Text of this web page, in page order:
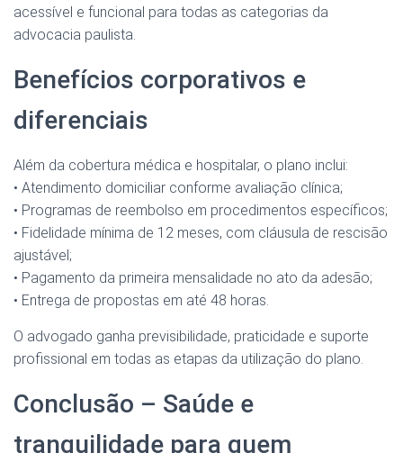
acessível e funcional para todas as categorias da
advocacia paulista.
Benefícios corporativos e
diferenciais
Além da cobertura médica e hospitalar, o plano inclui:
• Atendimento domiciliar conforme avaliação clínica;
• Programas de reembolso em procedimentos específicos;
• Fidelidade mínima de 12 meses, com cláusula de rescisão
ajustável;
• Pagamento da primeira mensalidade no ato da adesão;
• Entrega de propostas em até 48 horas.
O advogado ganha previsibilidade, praticidade e suporte
profissional em todas as etapas da utilização do plano.
Conclusão – Saúde e
tranquilidade para quem